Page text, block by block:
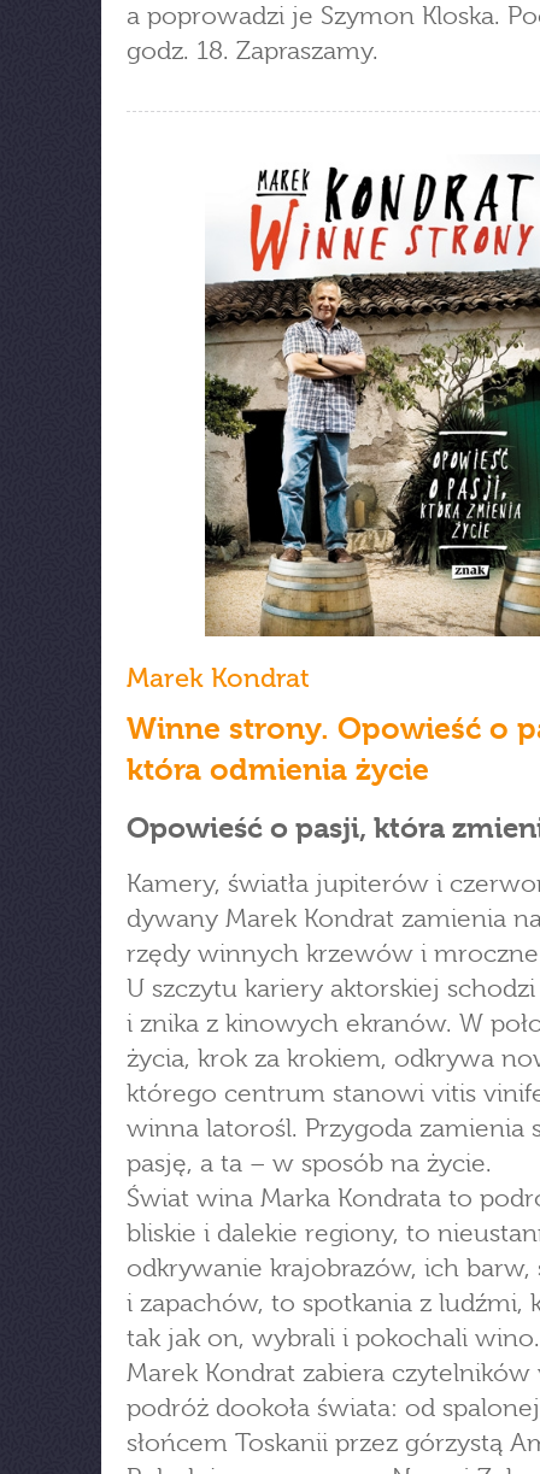
a poprowadzi je Szymon Kloska.
godz. 18. Zapraszamy.
Marek Kondrat
Winne strony. Opowieść o
która odmienia życie
Opowieść o pasji, która
Kamery, światła jupiterów i
dywany Marek Kondrat zamienia
rzędy winnych krzewów i
U szczytu kariery aktorskiej
i znika z kinowych ekranów. W
życia, krok za krokiem, odkrywa
którego centrum stanowi vitis
winna latorośl. Przygoda zamienia
pasję, a ta – w sposób na życie.
Świat wina Marka Kondrata to
bliskie i dalekie regiony, to
odkrywanie krajobrazów, ich barw,
i zapachów, to spotkania z ludźmi,
tak jak on, wybrali i pokochali wino.
Marek Kondrat zabiera czytelników
podróż dookoła świata: od spalonej
słońcem Toskanii przez górzystą